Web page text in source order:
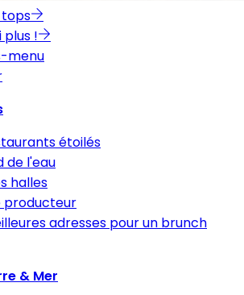
tops
!
menu
étoilés
de l'eau
halles
producteur
adresses pour un brunch
& Mer